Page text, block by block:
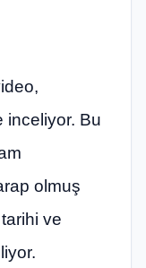
inceliyor. Bu
olmuş
ve